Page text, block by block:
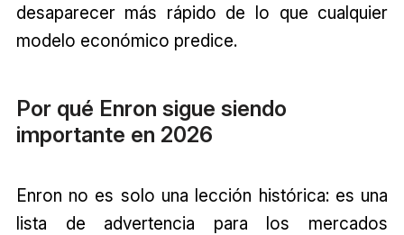
desaparecer más rápido de lo que cualquier
modelo económico predice.
Por qué Enron sigue siendo
importante en 2026
Enron no es solo una lección histórica: es una
lista de advertencia para los mercados